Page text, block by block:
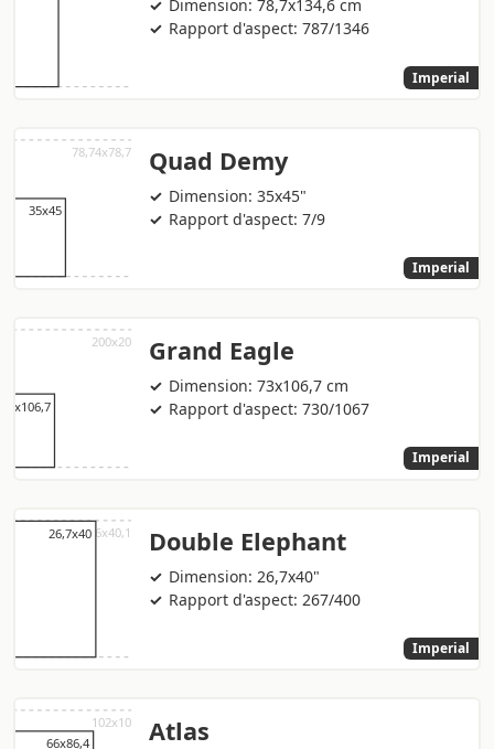
Dimension: 78,7x134,6 cm
Rapport d'aspect: 787/1346
Imperial
Quad Demy
Dimension: 35x45"
Rapport d'aspect: 7/9
Imperial
Grand Eagle
Dimension: 73x106,7 cm
Rapport d'aspect: 730/1067
Imperial
Double Elephant
Dimension: 26,7x40"
Rapport d'aspect: 267/400
Imperial
Atlas